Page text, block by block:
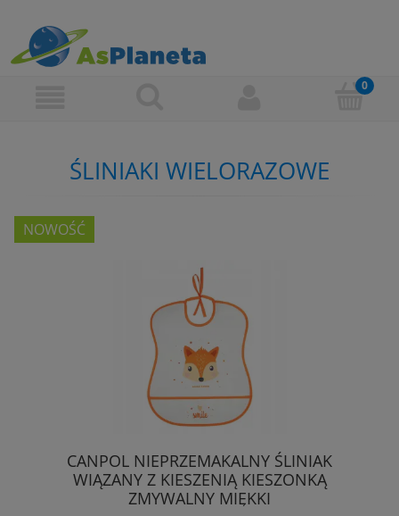
ŚLINIAKI WIELORAZOWE
CANPOL NIEPRZEMAKALNY ŚLINIAK
WIĄZANY Z KIESZENIĄ KIESZONKĄ
ZMYWALNY MIĘKKI
NOWOŚĆ